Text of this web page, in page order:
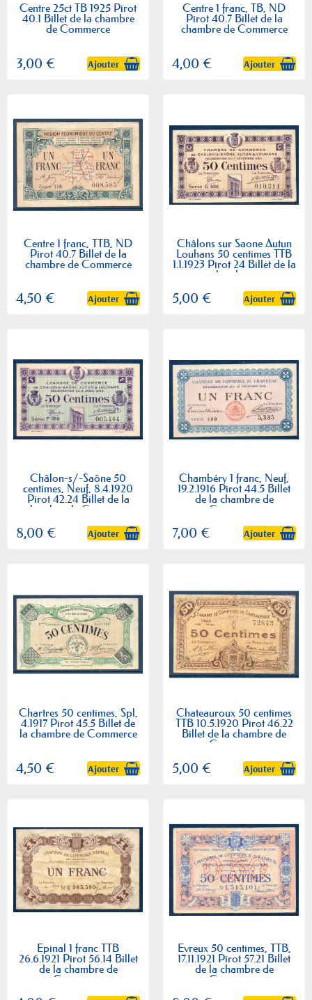
Centre 25ct TB 1925 Pirot
40.1 Billet de la chambre
de Commerce
3,00 € Ajouter
Centre 1 franc, TB, ND
Pirot 40.7 Billet de la
chambre de Commerce
4,00 € Ajouter
Centre 1 franc, TTB, ND
Pirot 40.7 Billet de la
chambre de Commerce
4,50 € Ajouter
Châlons sur Saone Autun
Louhans 50 centimes TTB
1.1.1923 Pirot 24 Billet de la
chambre...
5,00 € Ajouter
Châlon-s/-Saône 50
centimes, Neuf, 8.4.1920
Pirot 42.24 Billet de la
chambre de Commerce
8,00 € Ajouter
Chambéry 1 franc, Neuf,
19.2.1916 Pirot 44.5 Billet
de la chambre de
Commerce
7,00 € Ajouter
Chartres 50 centimes, Spl,
4.1917 Pirot 45.5 Billet de
la chambre de Commerce
4,50 € Ajouter
Chateauroux 50 centimes
TTB 10.5.1920 Pirot 46.22
Billet de la chambre de
Commerce
5,00 € Ajouter
Epinal 1 franc TTB
26.6.1921 Pirot 56.14 Billet
de la chambre de
Commerce
Evreux 50 centimes, TTB,
17.11.1921 Pirot 57.21 Billet
de la chambre de
Commerce